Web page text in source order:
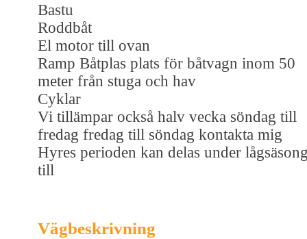
Bastu
Roddbåt
El motor till ovan
Ramp Båtplas plats för båtvagn inom 50
meter från stuga och hav
Cyklar
Vi tillämpar också halv vecka söndag till
fredag fredag till söndag kontakta mig
Hyres perioden kan delas under
till
Vägbeskrivning